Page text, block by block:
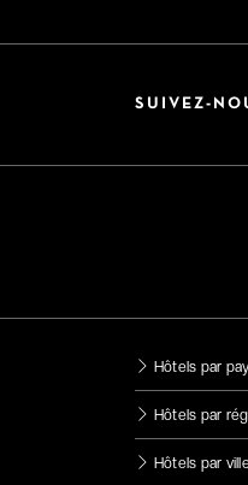
SUIVEZ-
Hôtels par
Hôtels par
Hôtels par